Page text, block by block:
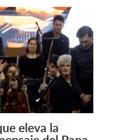
Leer más +
eleva la